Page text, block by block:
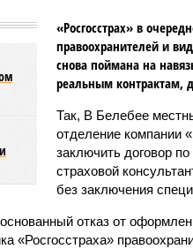
«Росгосстрах» в
правоохранителей и
снова поймана на
реальным контрактам,
Так, В Белебее
отделение компании
заключить договор
страховой
без заключения
отказ от
«Росгосстраха»